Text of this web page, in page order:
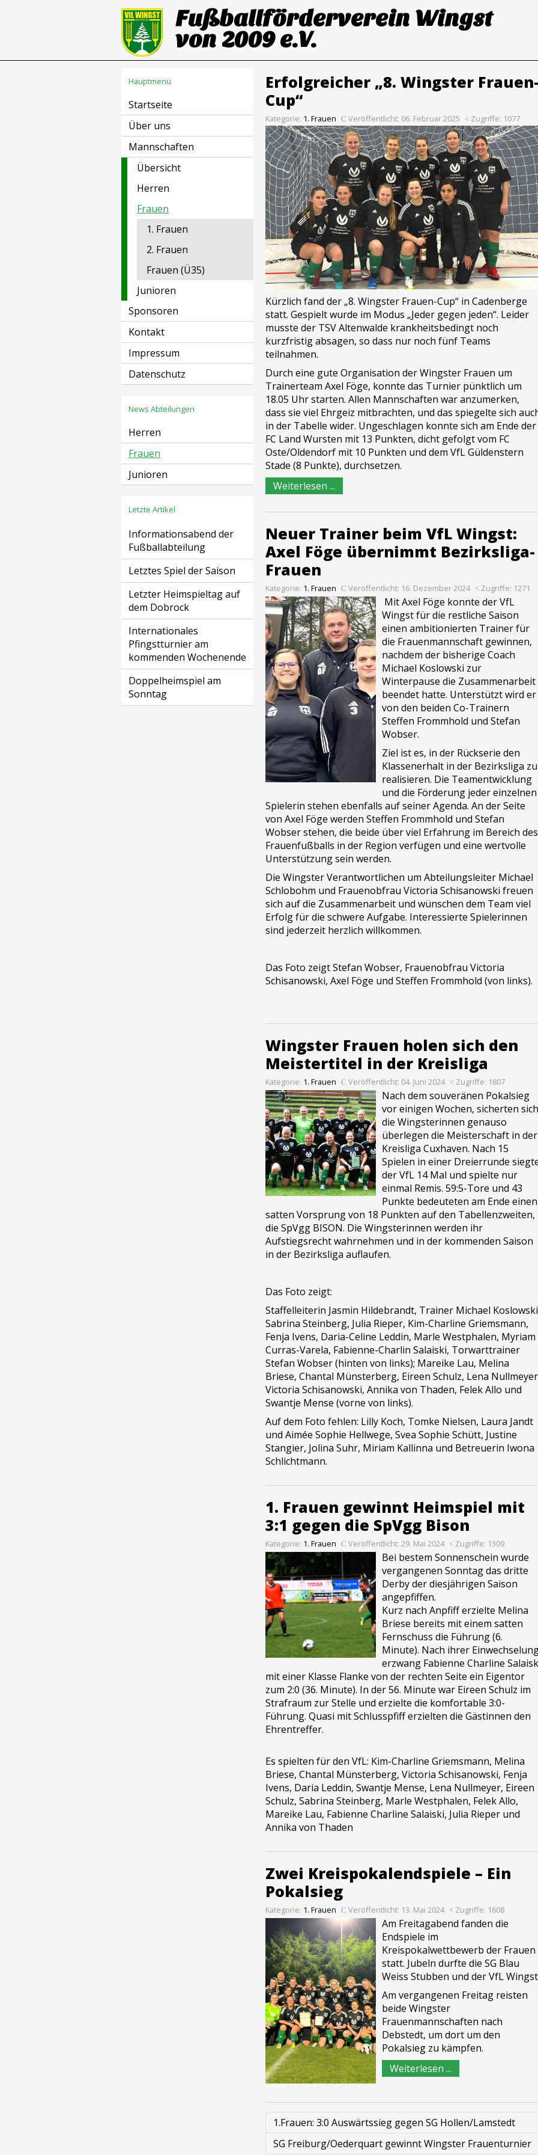
Fußballförderverein Wingst
von 2009 e.V.
Hauptmenü
Startseite
Über uns
Mannschaften
Übersicht
Herren
Frauen
1. Frauen
2. Frauen
Frauen (Ü35)
Junioren
Sponsoren
Kontakt
Impressum
Datenschutz
News Abteilungen
Herren
Frauen
Junioren
Letzte Artikel
Informationsabend der
Fußballabteilung
Letztes Spiel der Saison
Letzter Heimspieltag auf
dem Dobrock
Internationales
Pfingstturnier am
kommenden Wochenende
Doppelheimspiel am
Sonntag
Erfolgreicher „8. Wingster
Cup“
Kategorie: 1. Frauen Veröffentlicht: 06. Februar 2025 Zugriffe: 1077
Kürzlich fand der „8. Wingster Frauen-Cup“ in Cadenberge
statt. Gespielt wurde im Modus „Jeder gegen jeden“. Leider
musste der TSV Altenwalde krankheitsbedingt noch
kurzfristig absagen, so dass nur noch fünf Teams
teilnahmen.
Durch eine gute Organisation der Wingster Frauen um
Trainerteam Axel Föge, konnte das Turnier pünktlich um
18.05 Uhr starten. Allen Mannschaften war anzumerken,
dass sie viel Ehrgeiz mitbrachten, und das spiegelte sich
in der Tabelle wider. Ungeschlagen konnte sich am Ende der
FC Land Wursten mit 13 Punkten, dicht gefolgt vom FC
Oste/Oldendorf mit 10 Punkten und dem VfL Güldenstern
Stade (8 Punkte), durchsetzen.
Weiterlesen ...
Neuer Trainer beim VfL Wingst:
Axel Föge übernimmt Bezirksliga-
Frauen
Kategorie: 1. Frauen Veröffentlicht: 16. Dezember 2024 Zugriffe: 1271
Mit Axel Föge konnte der VfL
Wingst für die restliche Saison
einen ambitionierten Trainer für
die Frauenmannschaft gewinnen,
nachdem der bisherige Coach
Michael Koslowski zur
Winterpause die Zusammenarbeit
beendet hatte. Unterstützt wird er
von den beiden Co-Trainern
Steffen Frommhold und Stefan
Wobser.
Ziel ist es, in der Rückserie den
Klassenerhalt in der Bezirksliga zu
realisieren. Die Teamentwicklung
und die Förderung jeder einzelnen
Spielerin stehen ebenfalls auf seiner Agenda. An der Seite
von Axel Föge werden Steffen Frommhold und Stefan
Wobser stehen, die beide über viel Erfahrung im Bereich des
Frauenfußballs in der Region verfügen und eine wertvolle
Unterstützung sein werden.
Die Wingster Verantwortlichen um Abteilungsleiter Michael
Schlobohm und Frauenobfrau Victoria Schisanowski freuen
sich auf die Zusammenarbeit und wünschen dem Team viel
Erfolg für die schwere Aufgabe. Interessierte Spielerinnen
sind jederzeit herzlich willkommen.
Das Foto zeigt Stefan Wobser, Frauenobfrau Victoria
Schisanowski, Axel Föge und Steffen Frommhold (von links).
Wingster Frauen holen sich den
Meistertitel in der Kreisliga
Kategorie: 1. Frauen Veröffentlicht: 04. Juni 2024 Zugriffe: 1807
Nach dem souveränen Pokalsieg
vor einigen Wochen, sicherten sich
die Wingsterinnen genauso
überlegen die Meisterschaft in der
Kreisliga Cuxhaven. Nach 15
Spielen in einer Dreierrunde
der VfL 14 Mal und spielte nur
einmal Remis. 59:5-Tore und 43
Punkte bedeuteten am Ende einen
satten Vorsprung von 18 Punkten auf den Tabellenzweiten,
die SpVgg BISON. Die Wingsterinnen werden ihr
Aufstiegsrecht wahrnehmen und in der kommenden Saison
in der Bezirksliga auflaufen.
Das Foto zeigt:
Staffelleiterin Jasmin Hildebrandt, Trainer Michael
Sabrina Steinberg, Julia Rieper, Kim-Charline Griemsmann,
Fenja Ivens, Daria-Celine Leddin, Marle Westphalen, Myriam
Curras-Varela, Fabienne-Charlin Salaiski, Torwarttrainer
Stefan Wobser (hinten von links); Mareike Lau, Melina
Briese, Chantal Münsterberg, Eireen Schulz, Lena
Victoria Schisanowski, Annika von Thaden, Felek Allo und
Swantje Mense (vorne von links).
Auf dem Foto fehlen: Lilly Koch, Tomke Nielsen, Laura Jandt
und Aimée Sophie Hellwege, Svea Sophie Schütt, Justine
Stangier, Jolina Suhr, Miriam Kallinna und Betreuerin Iwona
Schlichtmann.
1. Frauen gewinnt Heimspiel mit
3:1 gegen die SpVgg Bison
Kategorie: 1. Frauen Veröffentlicht: 29. Mai 2024 Zugriffe: 1309
Bei bestem Sonnenschein wurde
vergangenen Sonntag das dritte
Derby der diesjährigen Saison
angepfiffen.
Kurz nach Anpfiff erzielte Melina
Briese bereits mit einem satten
Fernschuss die Führung (6.
Minute). Nach ihrer
erzwang Fabienne Charline
mit einer Klasse Flanke von der rechten Seite ein Eigentor
zum 2:0 (36. Minute). In der 56. Minute war Eireen Schulz im
Strafraum zur Stelle und erzielte die komfortable 3:0-
Führung. Quasi mit Schlusspfiff erzielten die Gästinnen den
Ehrentreffer.
Es spielten für den VfL: Kim-Charline Griemsmann, Melina
Briese, Chantal Münsterberg, Victoria Schisanowski, Fenja
Ivens, Daria Leddin, Swantje Mense, Lena Nullmeyer, Eireen
Schulz, Sabrina Steinberg, Marle Westphalen, Felek Allo,
Mareike Lau, Fabienne Charline Salaiski, Julia Rieper und
Annika von Thaden
Zwei Kreispokalendspiele – Ein
Pokalsieg
Kategorie: 1. Frauen Veröffentlicht: 13. Mai 2024 Zugriffe: 1608
Am Freitagabend fanden die
Endspiele im
Kreispokalwettbewerb der Frauen
statt. Jubeln durfte die SG Blau
Weiss Stubben und der VfL
Am vergangenen Freitag reisten
beide Wingster
Frauenmannschaften nach
Debstedt, um dort um den
Pokalsieg zu kämpfen.
Weiterlesen ...
1.Frauen: 3:0 Auswärtssieg gegen SG Hollen/Lamstedt
SG Freiburg/Oederquart gewinnt Wingster Frauenturnier